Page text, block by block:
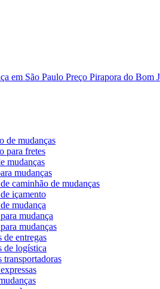
de mudanças
para fretes
mudanças
mudanças
caminhão de mudanças
içamento
mudança
mudança
mudanças
de entregas
de logística
transportadoras